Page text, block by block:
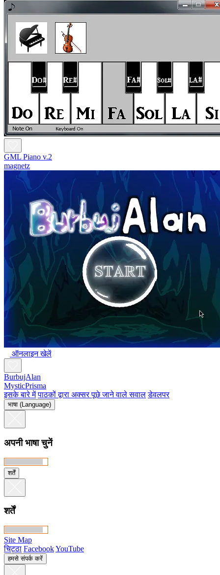
GML Piano v.2
magnetz
ऑनलाइन खेलें
BurbujAlan
MysticPrisma
इसके बारे में पाठकों द्वारा अक्सर पूछे जाने वाले सवाल डेवलपर
भाषा (Language)
अपनी भाषा चुनें
शर्तें
शर्तें
Site Map
चिट्ठा FacebookYouTube
हमसे संपर्क करें